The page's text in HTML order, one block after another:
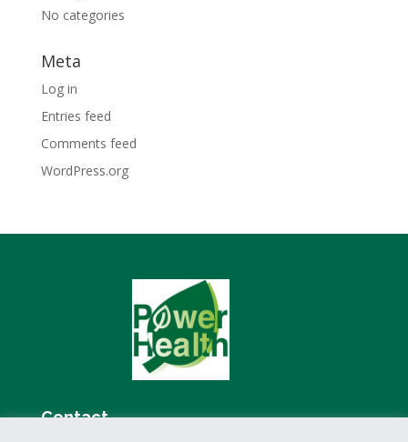
No categories
Meta
Log in
Entries feed
Comments feed
WordPress.org
Contact